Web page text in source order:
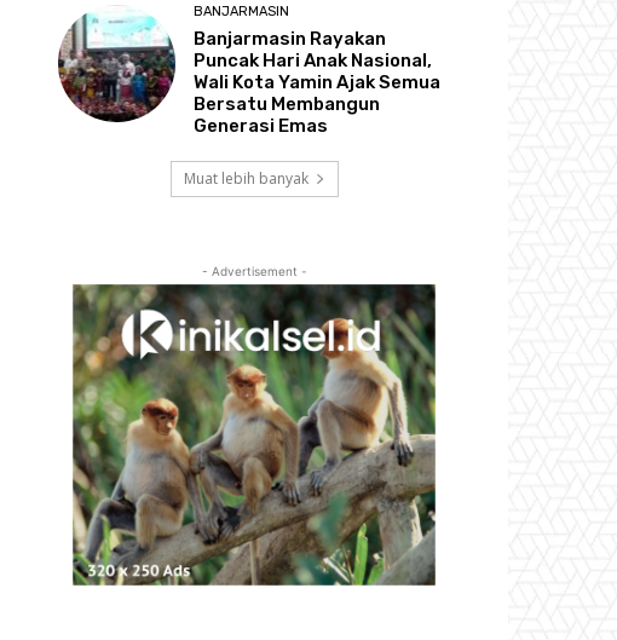
BANJARMASIN
Banjarmasin Rayakan
Puncak Hari Anak Nasional,
Wali Kota Yamin Ajak Semua
Bersatu Membangun
Generasi Emas
Muat lebih banyak
- Advertisement -